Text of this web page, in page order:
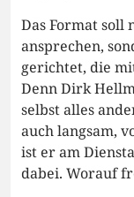
Das Format
ansprechen,
gerichtet, die
Denn Dirk
selbst alles
auch langsam,
ist er am
dabei. Worauf